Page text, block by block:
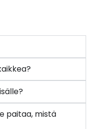
paitaa, mistä